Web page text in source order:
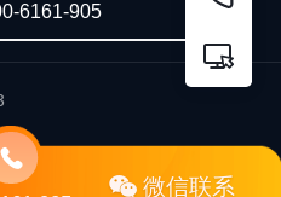
6161-905
科技有限公司-映目 版权所有
微信联系